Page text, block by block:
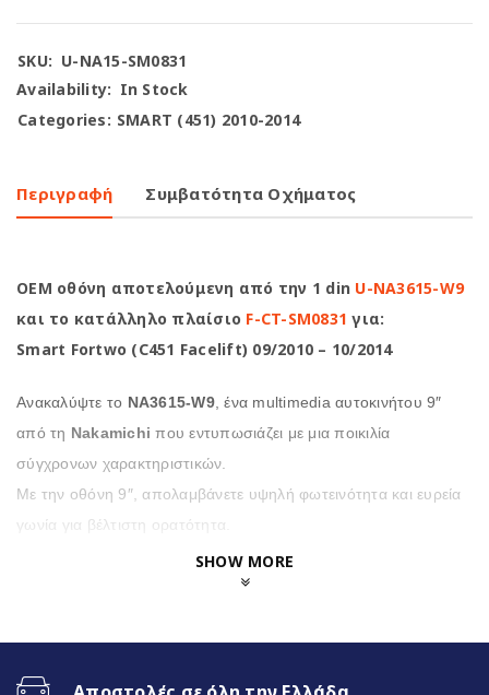
SKU: U-NA15-SM0831
Availability: In Stock
Categories: SMART (451) 2010-2014
Περιγραφή Συμβατότητα Οχήματος
OEM οθόνη αποτελούμενη από την 1 din U-NA3615-W9
και το κατάλληλο πλαίσιο F-CT-SM0831 για:
Smart Fortwo (C451 Facelift) 09/2010 – 10/2014
Ανακαλύψτε το NA3615-W9, ένα multimedia αυτοκινήτου 9″
από τη Nakamichi που εντυπωσιάζει με μια ποικιλία
σύγχρονων χαρακτηριστικών.
Με την οθόνη 9″, απολαμβάνετε υψηλή φωτεινότητα και ευρεία
γωνία για βέλτιστη ορατότητα.
προσφέρει μια σειρά από
υψηλής ανάλυσης και πολύχρωμο φωτισμό
SHOW MORE